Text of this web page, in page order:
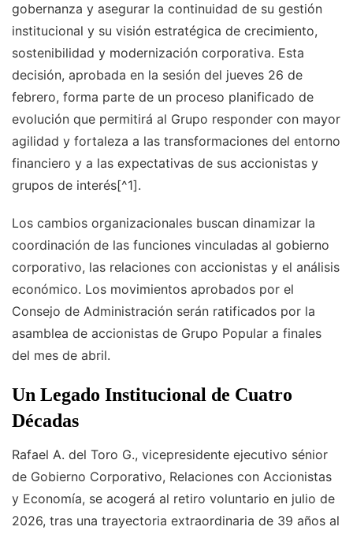
gobernanza y asegurar la continuidad de su gestión
institucional y su visión estratégica de crecimiento,
sostenibilidad y modernización corporativa. Esta
decisión, aprobada en la sesión del jueves 26 de
febrero, forma parte de un proceso planificado de
evolución que permitirá al Grupo responder con mayor
agilidad y fortaleza a las transformaciones del entorno
financiero y a las expectativas de sus accionistas y
grupos de interés[^1].
Los cambios organizacionales buscan dinamizar la
coordinación de las funciones vinculadas al gobierno
corporativo, las relaciones con accionistas y el análisis
económico. Los movimientos aprobados por el
Consejo de Administración serán ratificados por la
asamblea de accionistas de Grupo Popular a finales
del mes de abril.
Un Legado Institucional de Cuatro
Décadas
Rafael A. del Toro G., vicepresidente ejecutivo sénior
de Gobierno Corporativo, Relaciones con Accionistas
y Economía, se acogerá al retiro voluntario en julio de
2026, tras una trayectoria extraordinaria de 39 años al